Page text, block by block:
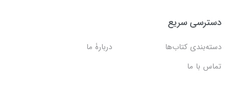
دسترسی سریع
دسته‌بندی کتاب‌ها
دربارۀ ما
تماس با ما